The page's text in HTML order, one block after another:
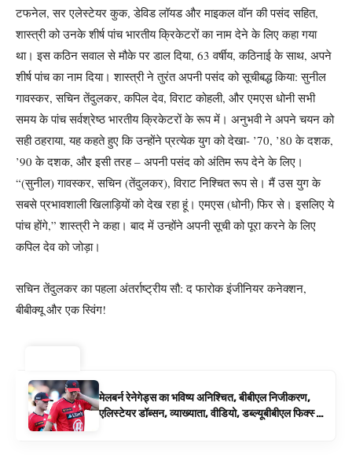
टफनेल, सर एलेस्टेयर कुक, डेविड लॉयड और माइकल वॉन की पसंद सहित,
शास्त्री को उनके शीर्ष पांच भारतीय क्रिकेटरों का नाम देने के लिए कहा गया
था। इस कठिन सवाल से मौके पर डाल दिया, 63 वर्षीय, कठिनाई के साथ, अपने
शीर्ष पांच का नाम दिया। शास्त्री ने तुरंत अपनी पसंद को सूचीबद्ध किया: सुनील
गावस्कर, सचिन तेंदुलकर, कपिल देव, विराट कोहली, और एमएस धोनी सभी
समय के पांच सर्वश्रेष्ठ भारतीय क्रिकेटरों के रूप में। अनुभवी ने अपने चयन को
सही ठहराया, यह कहते हुए कि उन्होंने प्रत्येक युग को देखा- ’70, ’80 के दशक,
’90 के दशक, और इसी तरह – अपनी पसंद को अंतिम रूप देने के लिए।
“(सुनील) गावस्कर, सचिन (तेंदुलकर), विराट निश्चित रूप से। मैं उस युग के
सबसे प्रभावशाली खिलाड़ियों को देख रहा हूं। एमएस (धोनी) फिर से। इसलिए ये
पांच होंगे,” शास्त्री ने कहा। बाद में उन्होंने अपनी सूची को पूरा करने के लिए
कपिल देव को जोड़ा।
सचिन तेंदुलकर का पहला अंतर्राष्ट्रीय सौ: द फारोक इंजीनियर कनेक्शन,
बीबीक्यू और एक स्विंग!
मेलबर्न रेनेगेड्स का भविष्य अनिश्चित, बीबीएल निजीकरण,
एलिस्टेयर डॉब्सन, व्याख्याता, वीडियो, डब्ल्यूबीबीएल फिक्स्चर